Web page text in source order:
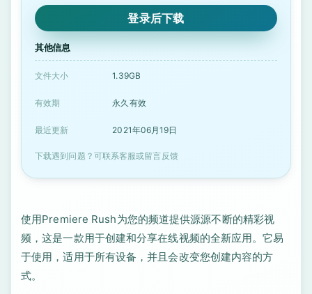
登录后下载
其他信息
文件大小 1.39GB
有效期 永久有效
最近更新 2021年06月19日
下载遇到问题？可联系客服或留言反馈
使用Premiere Rush为您的频道提供源源不断的精彩视
频，这是一款用于创建和分享在线视频的全新应用。它易
于使用，适用于所有设备，并且会改变您创建内容的方
式。